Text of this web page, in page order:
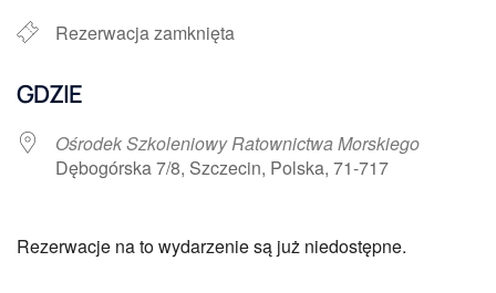
Rezerwacja zamknięta
GDZIE
Ośrodek Szkoleniowy Ratownictwa Morskiego
Dębogórska 7/8, Szczecin, Polska, 71-717
Rezerwacje na to wydarzenie są już niedostępne.